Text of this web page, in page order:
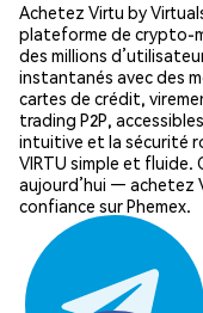
Achetez Virtu by
plateforme de crypto-
des millions
instantanés avec des
cartes de crédit,
trading P2P,
intuitive et la sécurité
VIRTU simple et
aujourd’hui — achetez
confiance sur Phemex.